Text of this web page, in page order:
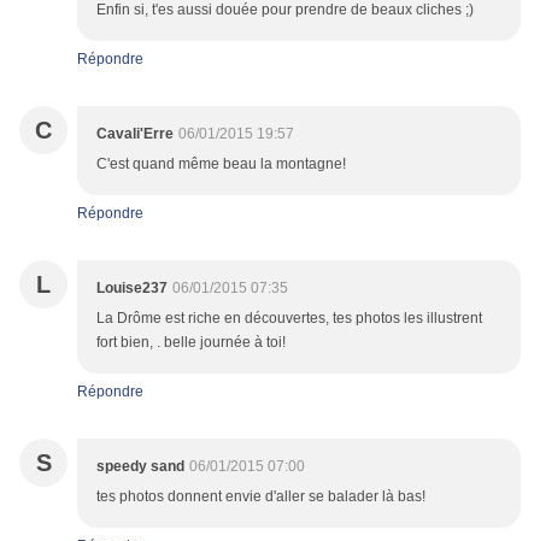
Enfin si, t'es aussi douée pour prendre de beaux cliches ;)
Répondre
C Cavali'Erre 06/01/2015 19:57
C'est quand même beau la montagne!
Répondre
L Louise237 06/01/2015 07:35
La Drôme est riche en découvertes, tes photos les illustrent
fort bien, . belle journée à toi!
Répondre
S speedy sand 06/01/2015 07:00
tes photos donnent envie d'aller se balader là bas!